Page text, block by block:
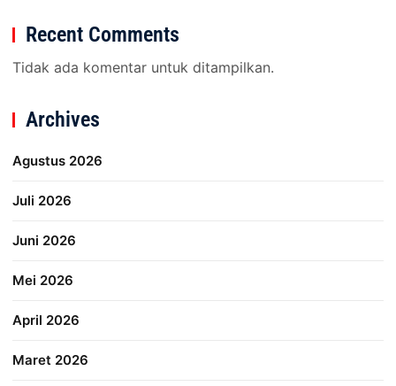
Recent Comments
Tidak ada komentar untuk ditampilkan.
Archives
Agustus 2026
Juli 2026
Juni 2026
Mei 2026
April 2026
Maret 2026